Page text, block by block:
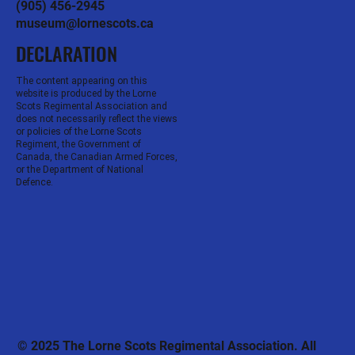
(905) 456-2945
museum@lornescots.ca
DECLARATION
The content appearing on this
website is produced by the Lorne
Scots Regimental Association and
does not necessarily reflect the views
or policies of the Lorne Scots
Regiment, the Government of
Canada, the Canadian Armed Forces,
or the Department of National
Defence.
© 2025 The Lorne Scots Regimental Association. All